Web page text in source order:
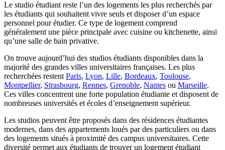
Le studio étudiant reste l’un des logements les plus recherchés par
les étudiants qui souhaitent vivre seuls et disposer d’un espace
personnel pour étudier. Ce type de logement comprend
généralement une pièce principale avec cuisine ou kitchenette, ainsi
qu’une salle de bain privative.
On trouve aujourd’hui des studios étudiants disponibles dans la
majorité des grandes villes universitaires françaises. Les plus
recherchées restent Paris, Lyon, Lille, Bordeaux, Toulouse,
Montpellier, Strasbourg, Rennes, Grenoble, Nantes ou Marseille.
Ces villes concentrent une forte population étudiante et disposent de
nombreuses universités et écoles d’enseignement supérieur.
Les studios peuvent être proposés dans des résidences étudiantes
modernes, dans des appartements loués par des particuliers ou dans
des logements situés à proximité des campus universitaires. Cette
diversité permet aux étudiants de trouver un logement étudiant